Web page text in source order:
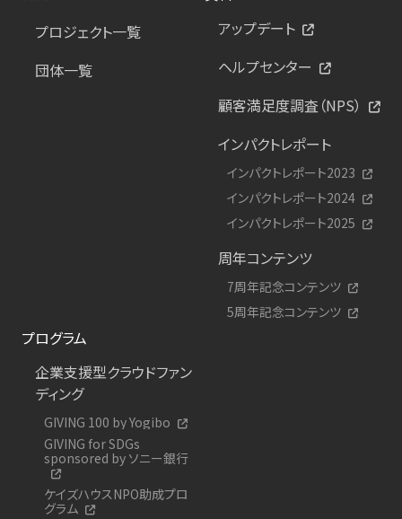
プロジェクト一覧
団体一覧
アップデート
ヘルプセンター
顧客満足度調査（NPS）
インパクトレポート
インパクトレポート2023
インパクトレポート2024
インパクトレポート2025
周年コンテンツ
7周年記念コンテンツ
5周年記念コンテンツ
プログラム
企業支援型クラウドファン
ディング
GIVING 100 by Yogibo
GIVING for SDGs
sponsored by ソニー銀行
ケイズハウスNPO助成プロ
グラム